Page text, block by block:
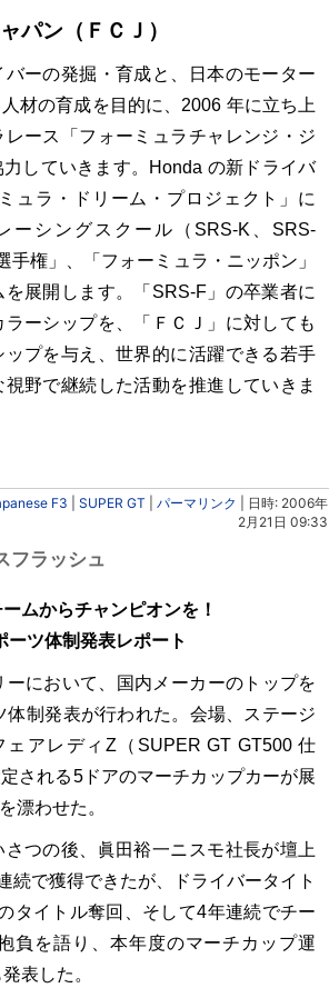
パン（ＦＣＪ）
ーの発掘・育成と、日本のモーター
材の育成を目的に、2006 年に立ち上
ース「フォーミュラチャレンジ・ジ
していきます。Honda の新ドライバ
ュラ・ドリーム・プロジェクト」に
ーシングスクール（SRS-K、SRS-
権」、「フォーミュラ・ニッポン」
展開します。「SRS-F」の卒業者に
ーシップを、「ＦＣＪ」に対しても
ップを与え、世界的に活躍できる若手
野で継続した活動を推進していきま
F3 SUPER GT パーマリンク
| 日時: 2006年
2月21日 09:33
フラッシュ
ムからチャンピオンを！
ーツ体制発表レポート
において、国内メーカーのトップを
制発表が行われた。会場、ステージ
アレディZ（SUPER GT GT500 仕
される5ドアのマーチカップカーが展
漂わせた。
つの後、眞田裕一ニスモ社長が壇上
続で獲得できたが、ドライバータイト
タイトル奪回、そして4年連続でチー
負を語り、本年度のマーチカップ運
表した。